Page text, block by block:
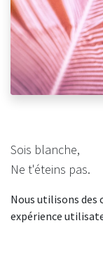
Sois blanche,
Ne t'éteins pas.
Encore une fois.
Nous utilisons des
expérience